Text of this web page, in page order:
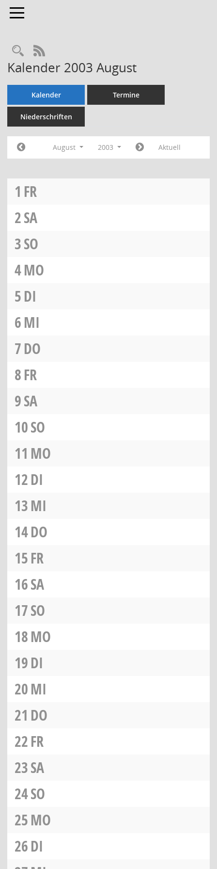
Toggle navigation
Rechercheauswahl
RSS-Feed
Kalender 2003 August
Kalender Termine
Niederschriften
August 2003 Aktuell
1 FR
2SA
3SO
4MO
5DI
6MI
7DO
8FR
9SA
10SO
11 MO
12DI
13MI
14DO
15FR
16SA
17SO
18MO
19DI
20MI
21 DO
22FR
23SA
24SO
25MO
26DI